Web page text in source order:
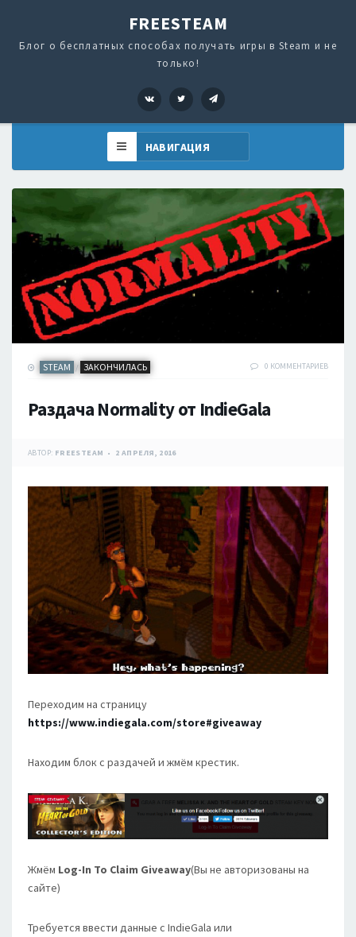
FREESTEAM
Блог о бесплатных способах получать игры в Steam и не
только!
VK Twitter
STEAM / ЗАКОНЧИЛАСЬ 0 КОММЕНТАРИЕВ
Раздача Normality от IndieGala
АВТОР: FREESTEAM 2 АПРЕЛЯ, 2016
Переходим на страницу
https://www.indiegala.com/store#giveaway
Находим блок с раздачей и жмём крестик.
Жмём Log-In To Claim Giveaway(Вы не авторизованы на
сайте)
Требуется ввести данные с IndieGala или